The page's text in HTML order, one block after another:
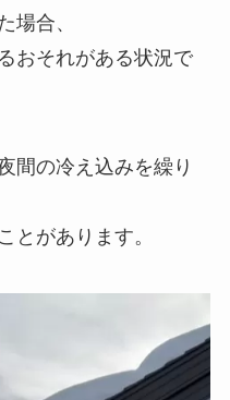
場合、
おそれがある状況で
間の冷え込みを繰り
とがあります。